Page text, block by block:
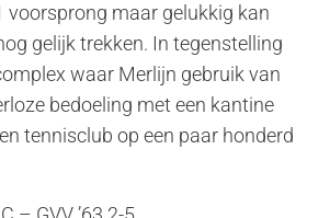
voorsprong maar gelukkig kan
gelijk trekken. In tegenstelling
waar Merlijn gebruik van
bedoeling met een kantine
tennisclub op een paar honderd